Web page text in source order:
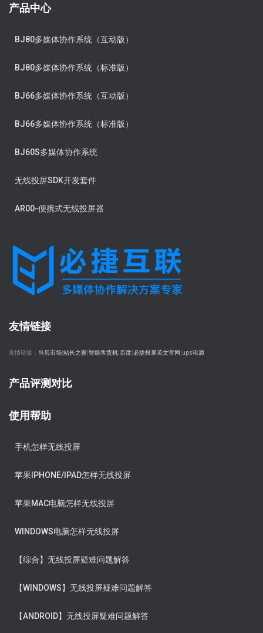
产品中心
BJ80多媒体协作系统（互动版）
BJ80多媒体协作系统（标准版）
BJ66多媒体协作系统（互动版）
BJ66多媒体协作系统（标准版）
BJ60S多媒体协作系统
无线投屏SDK开发套件
AR00-便携式无线投屏器
友情链接
友情链接： 当贝市场 站长之家 智能售货机 百度 必捷投屏英文官网 ups电源
产品评测对比
使用帮助
手机怎样无线投屏
苹果IPHONE/IPAD怎样无线投屏
苹果MAC电脑怎样无线投屏
WINDOWS电脑怎样无线投屏
【综合】无线投屏疑难问题解答
【WINDOWS】无线投屏疑难问题解答
【ANDROID】无线投屏疑难问题解答